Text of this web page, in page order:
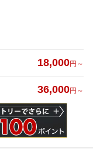
18,000円～
36,000円～